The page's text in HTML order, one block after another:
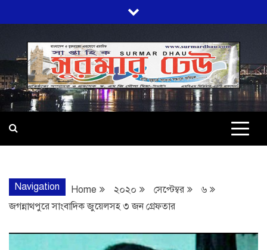
to
content
প্রতি মূহুর্তে সত্যের সন্ধানে অবিচল…
Navigation Home ২০২০ সেপ্টেম্বর
৬
জগন্নাথপুরে সাংবাদিক জুয়েলসহ ৩ জন গ্রেফতার